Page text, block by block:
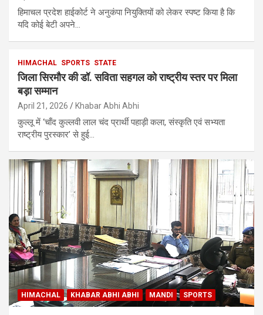
हिमाचल प्रदेश हाईकोर्ट ने अनुकंपा नियुक्तियों को लेकर स्पष्ट किया है कि
यदि कोई बेटी अपने…
HIMACHAL SPORTS STATE
जिला सिरमौर की डॉ. सविता सहगल को राष्ट्रीय स्तर पर मिला
बड़ा सम्मान
April 21, 2026 Khabar Abhi Abhi
कुल्लू में ‘चाँद कुल्लवी लाल चंद प्रार्थी पहाड़ी कला, संस्कृति एवं सभ्यता
राष्ट्रीय पुरस्कार’ से हुई…
HIMACHAL KHABAR ABHI ABHI MANDI SPORTS